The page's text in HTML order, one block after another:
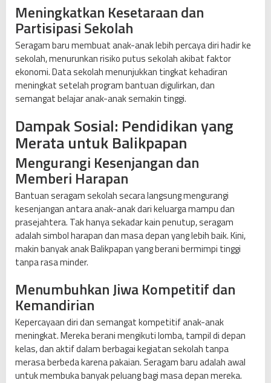
Meningkatkan Kesetaraan dan
Partisipasi Sekolah
Seragam baru membuat anak-anak lebih percaya diri hadir ke
sekolah, menurunkan risiko putus sekolah akibat faktor
ekonomi. Data sekolah menunjukkan tingkat kehadiran
meningkat setelah program bantuan digulirkan, dan
semangat belajar anak-anak semakin tinggi.
Dampak Sosial: Pendidikan yang
Merata untuk Balikpapan
Mengurangi Kesenjangan dan
Memberi Harapan
Bantuan seragam sekolah secara langsung mengurangi
kesenjangan antara anak-anak dari keluarga mampu dan
prasejahtera. Tak hanya sekadar kain penutup, seragam
adalah simbol harapan dan masa depan yang lebih baik. Kini,
makin banyak anak Balikpapan yang berani bermimpi tinggi
tanpa rasa minder.
Menumbuhkan Jiwa Kompetitif dan
Kemandirian
Kepercayaan diri dan semangat kompetitif anak-anak
meningkat. Mereka berani mengikuti lomba, tampil di depan
kelas, dan aktif dalam berbagai kegiatan sekolah tanpa
merasa berbeda karena pakaian. Seragam baru adalah awal
untuk membuka banyak peluang bagi masa depan mereka.